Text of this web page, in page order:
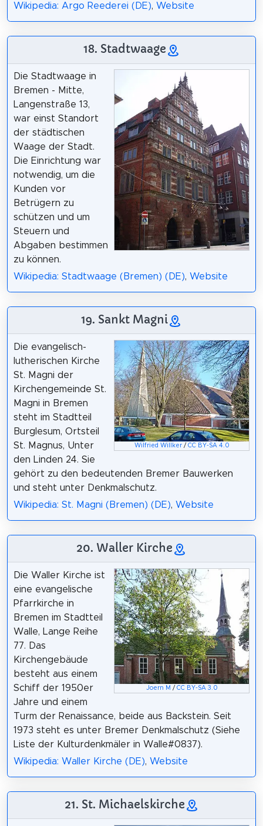
Wikipedia: Argo Reederei (DE), Website
18. Stadtwaage
Die Stadtwaage in
Bremen - Mitte,
Langenstraße 13,
war einst Standort
der städtischen
Waage der Stadt.
Die Einrichtung war
notwendig, um die
Kunden vor
Betrügern zu
schützen und um
Steuern und
Abgaben bestimmen
zu können.
Wikipedia: Stadtwaage (Bremen) (DE), Website
19. Sankt Magni
Wilfried Willker/ CC BY-SA 4.0
Die evangelisch-
lutherischen Kirche
St. Magni der
Kirchengemeinde St.
Magni in Bremen
steht im Stadtteil
Burglesum, Ortsteil
St. Magnus, Unter
den Linden 24. Sie
gehört zu den bedeutenden Bremer Bauwerken
und steht unter Denkmalschutz.
Wikipedia: St. Magni (Bremen) (DE), Website
20. Waller Kirche
Joern M / CC BY-SA 3.0
Die Waller Kirche ist
eine evangelische
Pfarrkirche in
Bremen im Stadtteil
Walle, Lange Reihe
77. Das
Kirchengebäude
besteht aus einem
Schiff der 1950er
Jahre und einem
Turm der Renaissance, beide aus Backstein. Seit
1973 steht es unter Bremer Denkmalschutz (Siehe
Liste der Kulturdenkmäler in Walle#0837).
Wikipedia: Waller Kirche (DE), Website
21. St. Michaelskirche